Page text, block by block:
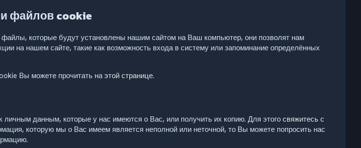
файлов cookie
которые будут установлены нашим сайтом на Ваш компьютер, они позволят нам
на нашем сайте, такие как возможность входа в систему или запоминание определённых
Вы можете прочитать наэтой странице.
личным данным, которые у нас имеются о Вас, или получить их копию. Для этого свяжитесь с
которую мы о Вас имеем является неполной или неточной, то Вы можете попросить нас